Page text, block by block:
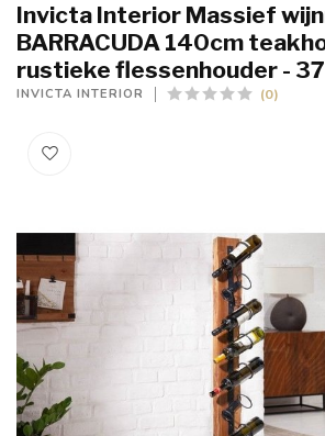
Invicta Interior Massief
BARRACUDA 140cm
rustieke flessenhouder -
INVICTA INTERIOR (0)